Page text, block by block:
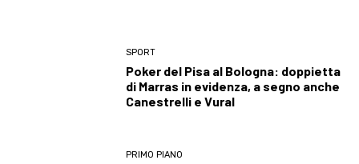
SPORT
Poker del Pisa al Bologna: doppietta
di Marras in evidenza, a segno anche
Canestrelli e Vural
PRIMO PIANO